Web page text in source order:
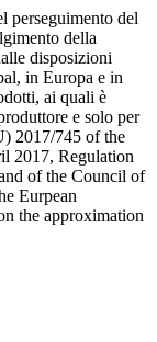
perseguimento del
della
disposizioni
in Europa e in
ai quali è
e solo per
2017/745 of the
2017, Regulation
of the Council of
Eurpean
the approximation